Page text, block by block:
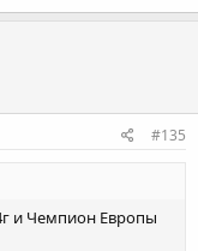
#135
и Чемпион Европы